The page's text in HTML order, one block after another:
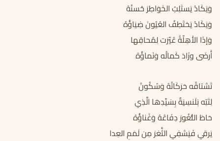
وَيَكَادُ يَستَلِبُ الخَوَاطِرَ حُسنُهُ
وَيَكَادُ يَختَطِفُ العُيُونَ ضِيَاؤُهُ
وَإذَا الأَهِلّةُ عُيّرَت لِمُحاقِها
أَرضَى وزَادَ كَمالُه وَنَماؤُهُ
تَشتاقُه حَرَكَاتُهُ وَسُكُونُ
لِتَتِه بَلَنسِيَةٌ بِسَيِّدِهَا الَّذِي
حَاطَ الثُّغُورَ دِفَاعُهُ وَغََناؤُهُ
يَرقي فَيَشفِي الثَّغرَ مِن لَمَمِ العِدا